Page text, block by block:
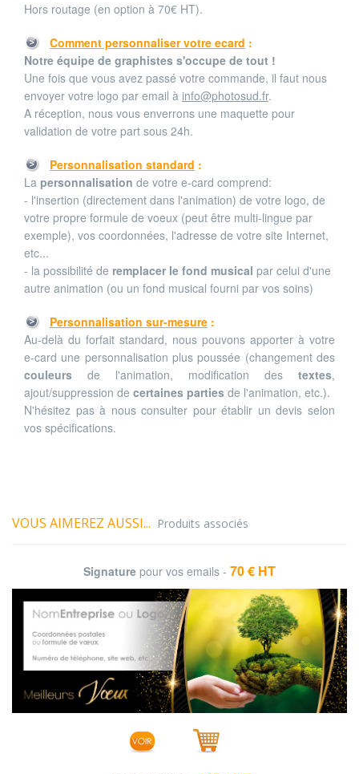
Hors routage (en option à 70€ HT).
Comment personnaliser votre ecard :
Notre équipe de graphistes s'occupe de tout !
Une fois que vous avez passé votre commande, il faut nous
envoyer votre logo par email à info@photosud.fr.
A réception, nous vous enverrons une maquette pour
validation de votre part sous 24h.
Personnalisation standard :
La personnalisation de votre e-card comprend:
- l'insertion (directement dans l'animation) de votre logo, de
votre propre formule de voeux (peut être multi-lingue par
exemple), vos coordonnées, l'adresse de votre site Internet,
etc...
- la possibilité de remplacer le fond musical par celui d'une
autre animation (ou un fond musical fourni par vos soins)
Personnalisation sur-mesure :
Au-delà du forfait standard, nous pouvons apporter à votre
e-card une personnalisation plus poussée (changement des
couleurs de l'animation, modification des textes,
ajout/suppression de certaines parties de l'animation, etc.).
N'hésitez pas à nous consulter pour établir un devis selon
vos spécifications.
VOUS AIMEREZ AUSSI... Produits associés
Signature pour vos emails - 70 € HT